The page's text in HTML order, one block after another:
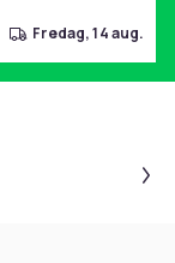
fredag, 14 aug.